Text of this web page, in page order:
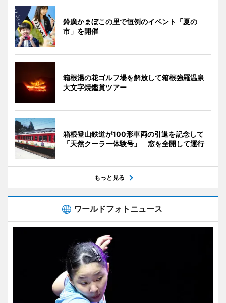
鈴廣かまぼこの里で恒例のイベント「夏の
市」を開催
箱根湯の花ゴルフ場を解放して箱根強羅温泉
大文字焼鑑賞ツアー
箱根登山鉄道が100形車両の引退を記念して
「天然クーラー体験号」 窓を全開して運行
もっと見る
ワールドフォトニュース